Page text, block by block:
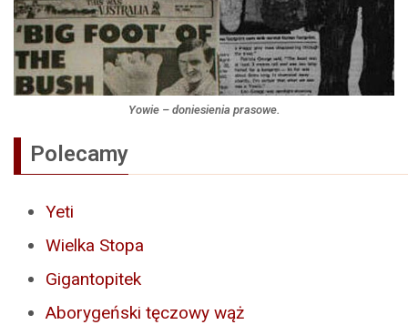
Yowie – doniesienia prasowe.
Polecamy
Yeti
Wielka Stopa
Gigantopitek
Aborygeński tęczowy wąż